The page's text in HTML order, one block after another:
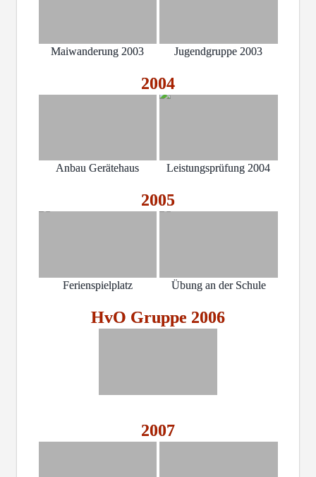
Maiwanderung 2003 Jugendgruppe 2003
2004
Anbau Gerätehaus Leistungsprüfung 2004
2005
Ferienspielplatz Übung an der Schule
HvO Gruppe 2006
2007